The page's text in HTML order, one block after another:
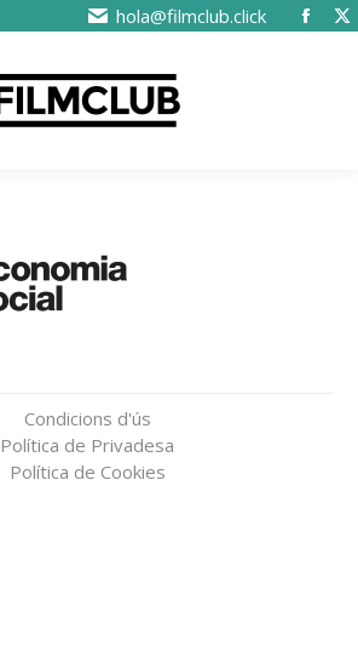
hola@filmclub.click
Condicions d'ús
Política de Privadesa
Política de Cookies